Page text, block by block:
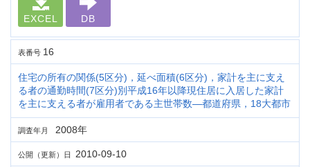
EXCEL DB
表番号 16
住宅の所有の関係(5区分)，延べ面積(6区分)，家計を主に支え
る者の通勤時間(7区分)別平成16年以降現住居に入居した家計
を主に支える者が雇用者である主世帯数―都道府県，18大都市
調査年月 2008年
公開（更新）日 2010-09-10